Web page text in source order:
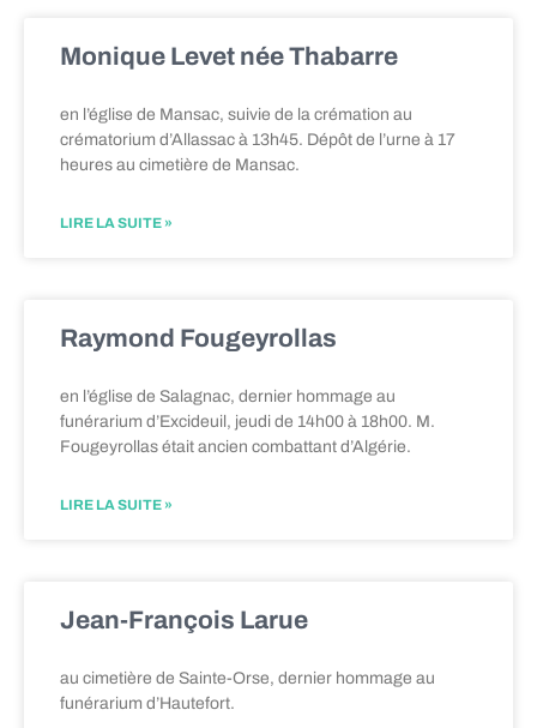
Monique Levet née Thabarre
en l’église de Mansac, suivie de la crémation au
crématorium d’Allassac à 13h45. Dépôt de l’urne à 17
heures au cimetière de Mansac.
LIRE LA SUITE »
Raymond Fougeyrollas
en l’église de Salagnac, dernier hommage au
funérarium d’Excideuil, jeudi de 14h00 à 18h00. M.
Fougeyrollas était ancien combattant d’Algérie.
LIRE LA SUITE »
Jean-François Larue
au cimetière de Sainte-Orse, dernier hommage au
funérarium d’Hautefort.